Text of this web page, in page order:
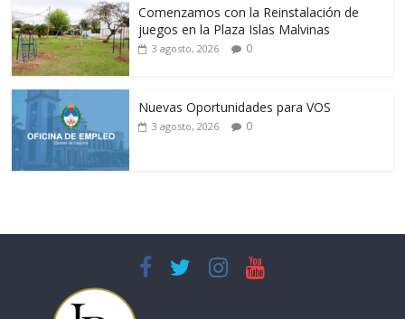
Comenzamos con la Reinstalación de
juegos en la Plaza Islas Malvinas
3 agosto, 2026 0
Nuevas Oportunidades para VOS
3 agosto, 2026 0